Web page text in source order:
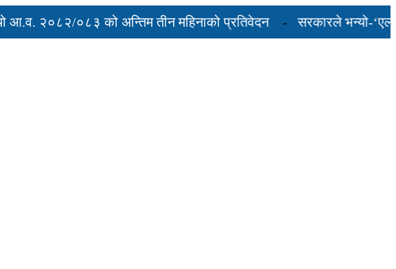
२०८२/०८३ को अन्तिम तीन महिनाको प्रतिवेदन
सरकारले भन्यो-‘एलपी